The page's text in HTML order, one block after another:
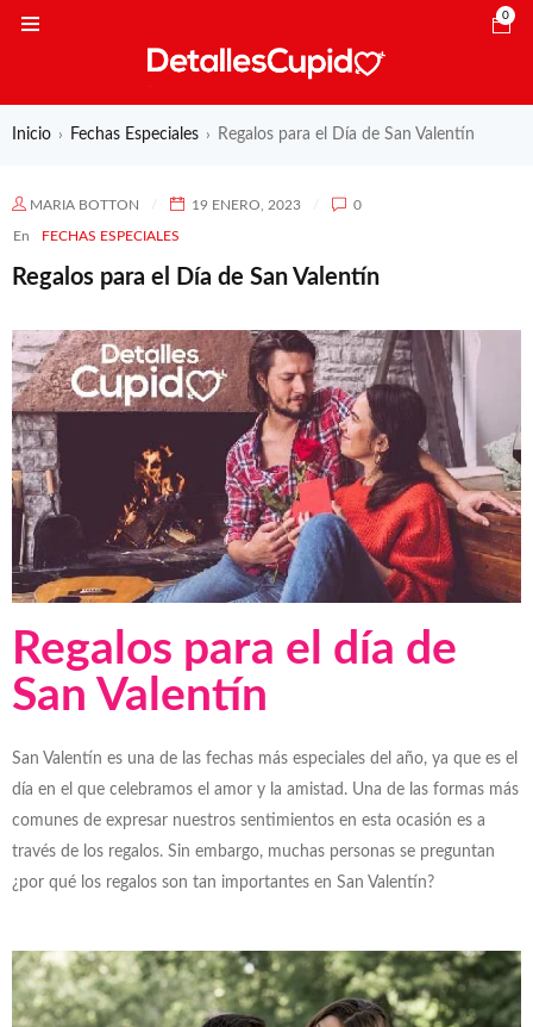
0
Inicio › Fechas Especiales › Regalos para el Día de San Valentín
MARIA BOTTON 19 ENERO, 2023 0
En FECHAS ESPECIALES
Regalos para el Día de San Valentín
Regalos para el día de
San Valentín
San Valentín es una de las fechas más especiales del año, ya que es el
día en el que celebramos el amor y la amistad. Una de las formas más
comunes de expresar nuestros sentimientos en esta ocasión es a
través de los regalos. Sin embargo, muchas personas se preguntan
¿por qué los regalos son tan importantes en San Valentín?